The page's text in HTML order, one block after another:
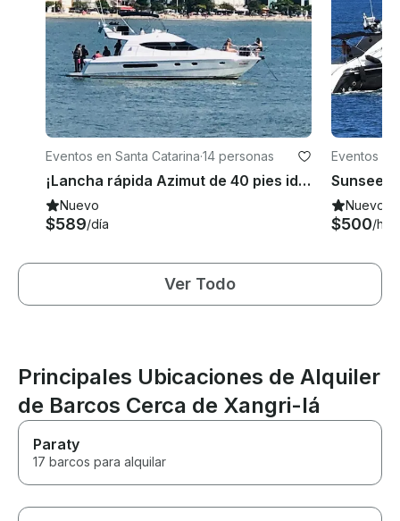
Eventos en Santa Catarina·14 personas
¡Lancha rápida Azimut de 40 pies ideal para disfrutar en Balneário Camboriú y la región!
Nuevo
$589/día
Eventos
Nuevo
$500/
Ver Todo
Principales Ubicaciones de Alquiler
de Barcos Cerca de Xangri-lá
Paraty
17 barcos para alquilar